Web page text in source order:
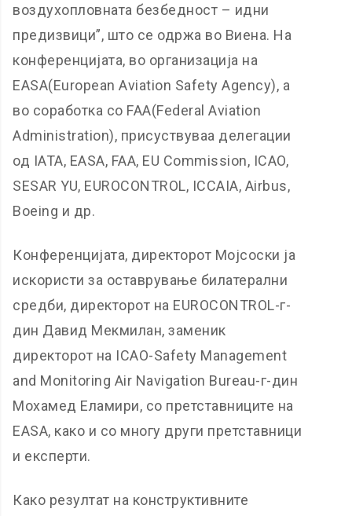
воздухопловната безбедност – идни
предизвици”, што се одржа во Виена. На
конференцијата, во организација на
EASA(European Aviation Safety Agency), a
во соработка co FAA(Federal Aviation
Administration), присуствуваа делегации
од IATA, EASA, FAA, EU Commission, ICAO,
SESAR YU, EUROCONTROL, ICCAIA, Airbus,
Boeing и др.
Конференцијата, директорот Мојсоски ја
искористи за оставрување билатерални
средби, директорот на ЕUROCONTROL-г-
дин Давид Мекмилан, заменик
директорот на ICAO-Safety Management
and Monitoring Air Navigation Bureau-г-дин
Мохамед Еламири, со претставниците на
EASA, како и со многу други претставници
и експерти.
Како резултат на конструктивните